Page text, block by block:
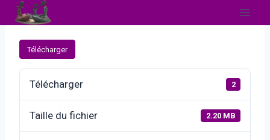
Aller
au
contenu
Télécharger
Télécharger 2
Taille du fichier 2.20 MB